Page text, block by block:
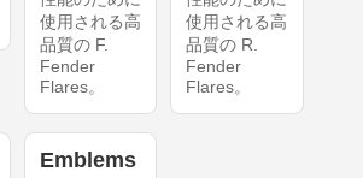
使用される高
品質の F.
Fender
Flares。
使用される高
品質の R.
Fender
Flares。
Emblems